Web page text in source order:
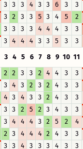
3 3 3 4 3 3 6 3
3
3 2 3 3 5 3 4 5
2
3 3 3 3 4 4 4 3
3
3 4 4 4 3 3 5 3
3
3 4 5 6 7 8 9 10 11
2 2 3 3 2 4 4 3
3
3 4 3 2 3 2 4 3
3
4 3 4 3 3 2 4 3
3
3 3 2 5 2 3 4 3
3
3 4 4 4 3 2 5 2
4
2 3 4 4 4 2 4 3
3
3 3 4 3 3 3 4 3
3